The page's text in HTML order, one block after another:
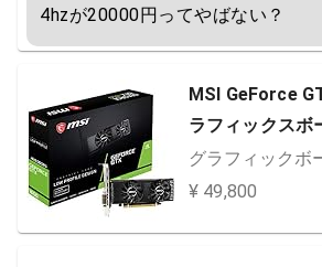
4hzが20000円ってやばない？
MSI GeForce
ラフィックスボ
グラフィックボ
¥ 49,800